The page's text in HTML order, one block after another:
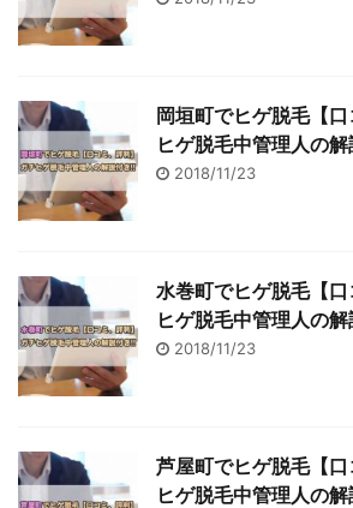
岡垣町でヒゲ脱毛【
ヒゲ脱毛中管理人の
2018/11/23
水巻町でヒゲ脱毛【
ヒゲ脱毛中管理人の
2018/11/23
芦屋町でヒゲ脱毛【
ヒゲ脱毛中管理人の